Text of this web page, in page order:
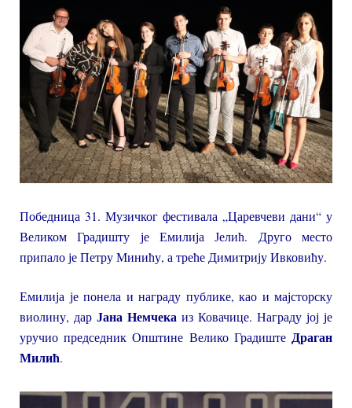
Победница 31. Музичког фестивала „Царевчеви дани“ у
Великом Градишту је Емилија Јелић. Друго место
припало је Петру Минићу, а треће Димитрију Ивковићу.
Емилија је понела и награду публике, као и мајсторску
виолину, дар Јана Немчека из Ковачице. Награду јој је
уручио председник Општине Велико Градиште Драган
Милић.